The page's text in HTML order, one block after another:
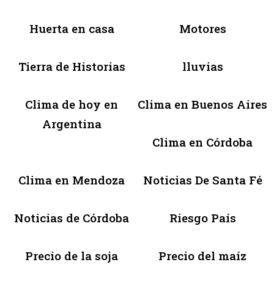
Huerta en casa Motores
Tierra de Historias lluvias
Clima de hoy en
Argentina
Clima en Buenos Aires
Clima en Córdoba
Clima en Mendoza Noticias De Santa Fé
Noticias de Córdoba Riesgo País
Precio de la soja Precio del maíz